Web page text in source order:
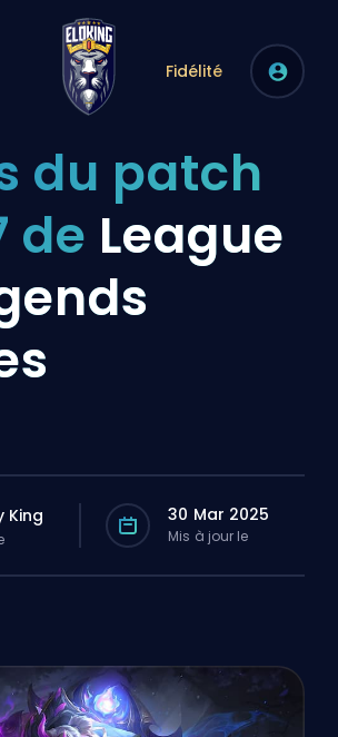
Fidélité
du patch
de League
King 30 Mar 2025
Mis à jour le